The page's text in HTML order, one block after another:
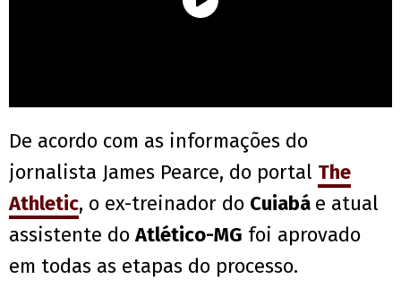
De acordo com as informações do
jornalista James Pearce, do portal The
Athletic, o ex-treinador do Cuiabá e atual
assistente doAtlético-MG foi aprovado
em todas as etapas do processo.